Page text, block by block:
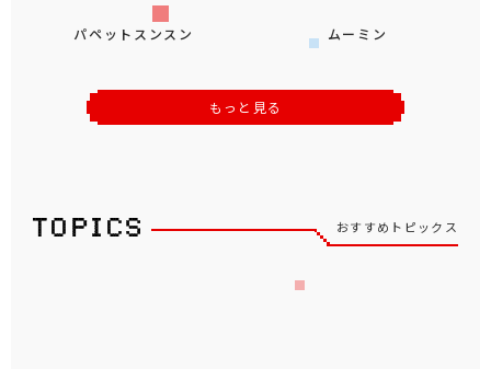
パペットスンスン ムーミン
もっと見る
おすすめトピックス